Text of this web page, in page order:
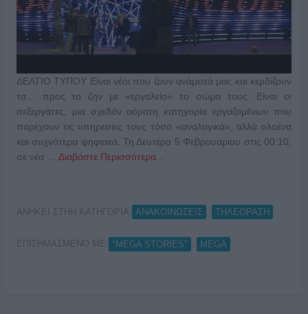
ΔΕΛΤΙΟ ΤΥΠΟΥ Είναι νέοι που ζουν ανάμεσά μας και κερδίζουν
τα… προς το ζην με «εργαλείο» το σώμα τους. Είναι οι
σεξεργάτες, μια σχεδόν αόρατη κατηγορία εργαζομένων που
παρέχουν τις υπηρεσίες τους τόσο «αναλογικά», αλλά ολοένα
και συχνότερα ψηφιακά. Τη Δευτέρα 5 Φεβρουαρίου στις 00:10,
σε νέα … Διαβάστε Περισσότερα...
ΑΝΗΚΕΙ ΣΤΗΝ ΚΑΤΗΓΟΡΙΑ: ΑΝΑΚΟΙΝΩΣΕΙΣ ΤΗΛΕΟΡΑΣΗ
ΕΠΙΣΗΜΑΣΜΕΝΟ ΜΕ: "MEGA STORIES" MEGA